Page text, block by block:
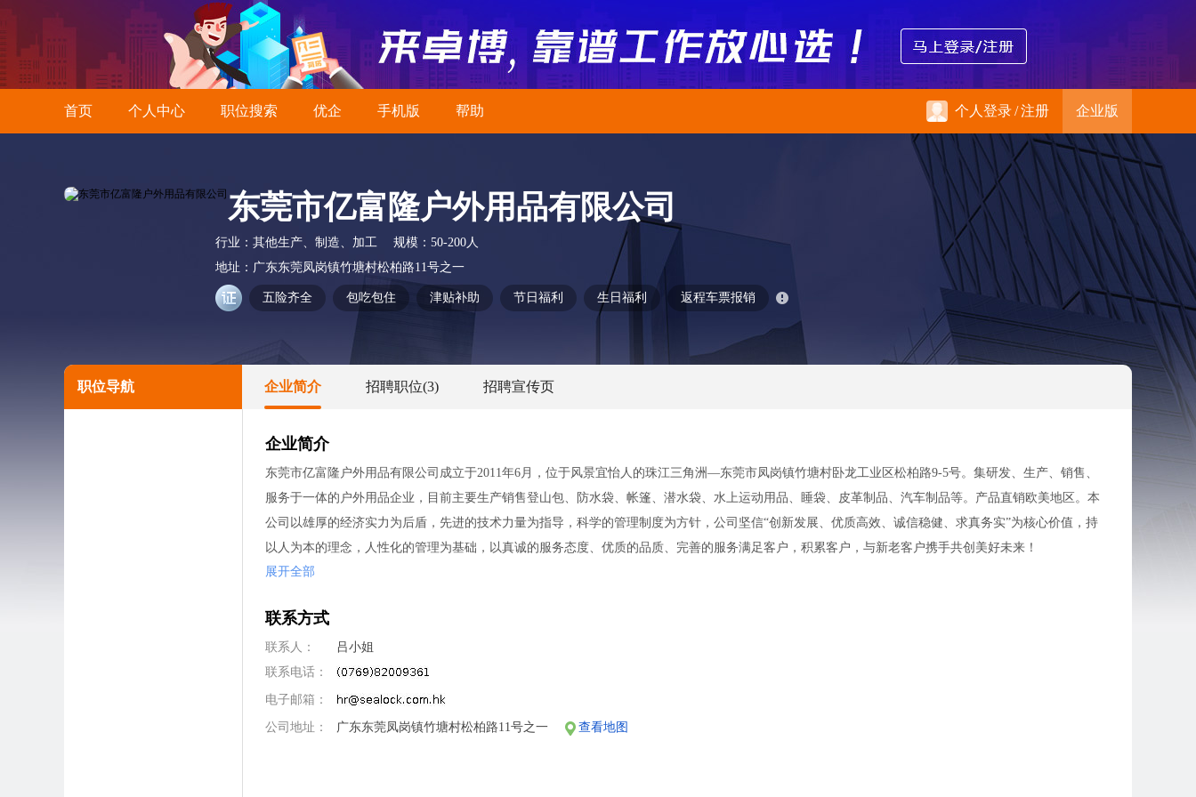
首页 个人中心 职位搜索 优企 手机版 帮助 个人登录/注册 企业版
东莞市亿富隆户外用品有限公司
行业： 其他生产、制造、加工 规模： 50-200人
地址： 广东东莞凤岗镇竹塘村松柏路11号之一
五险齐全 包吃包住 津贴补助 节日福利 生日福利 返程车票报销
职位导航 企业简介 招聘职位(3) 招聘宣传页
企业简介
东莞市亿富隆户外用品有限公司成立于2011年6月，位于风景宜怡人的珠江三角洲—东莞市凤岗镇竹塘村卧龙工业区松柏路9-5号。集研发、生产、销售、
服务于一体的户外用品企业，目前主要生产销售登山包、防水袋、帐篷、潜水袋、水上运动用品、睡袋、皮革制品、汽车制品等。产品直销欧美地区。本
公司以雄厚的经济实力为后盾，先进的技术力量为指导，科学的管理制度为方针，公司坚信“创新发展、优质高效、诚信稳健、求真务实”为核心价值，持
以人为本的理念，人性化的管理为基础，以真诚的服务态度、优质的品质、完善的服务满足客户，积累客户，与新老客户携手共创美好未来！
展开全部
联系方式
联系人：
吕小姐
联系电话：
电子邮箱：
公司地址： 广东东莞凤岗镇竹塘村松柏路11号之一 查看地图